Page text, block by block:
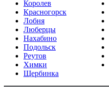
Королев
Красногорск
Лобня
Люберцы
Нахабино
Подольск
Реутов
Химки
Щербинка